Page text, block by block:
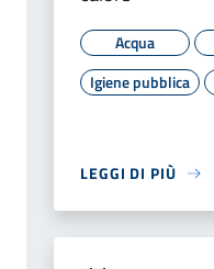
Acqua
Igiene pubblica
LEGGI DI PIÙ